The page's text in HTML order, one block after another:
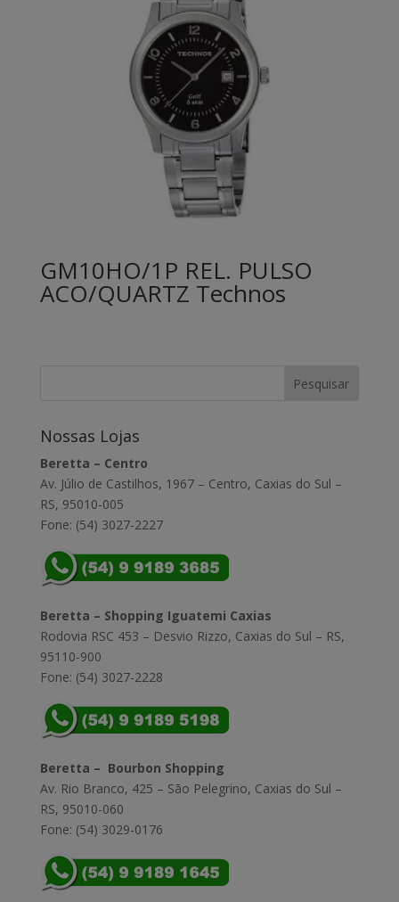
GM10HO/1P REL. PULSO
ACO/QUARTZ Technos
Nossas Lojas
Beretta – Centro
Av. Júlio de Castilhos, 1967 – Centro, Caxias do Sul –
RS, 95010-005
Fone: (54) 3027-2227
Beretta – Shopping Iguatemi Caxias
Rodovia RSC 453 – Desvio Rizzo, Caxias do Sul – RS,
95110-900
Fone: (54) 3027-2228
Beretta – Bourbon Shopping
Av. Rio Branco, 425 – São Pelegrino, Caxias do Sul –
RS, 95010-060
Fone: (54) 3029-0176